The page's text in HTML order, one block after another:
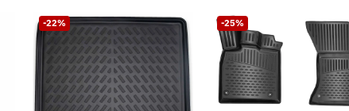
-22% -25%